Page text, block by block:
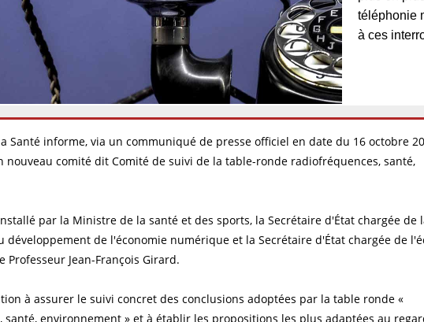
téléphonie
à ces
Santé informe, via un communiqué de presse officiel en date du 16 octobre
nouveau comité dit Comité de suivi de la table-ronde radiofréquences, santé,
par la Ministre de la santé et des sports, la Secrétaire d'État chargée de
développement de l'économie numérique et la Secrétaire d'État chargée de
Professeur Jean-François Girard.
à assurer le suivi concret des conclusions adoptées par la table ronde «
santé, environnement » et à établir les propositions les plus adaptées au